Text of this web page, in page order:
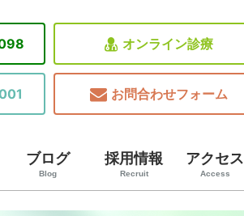
オンライン診療
お問合わせフォーム
ブログ
Blog
採用情報
Recruit
アクセス
Access